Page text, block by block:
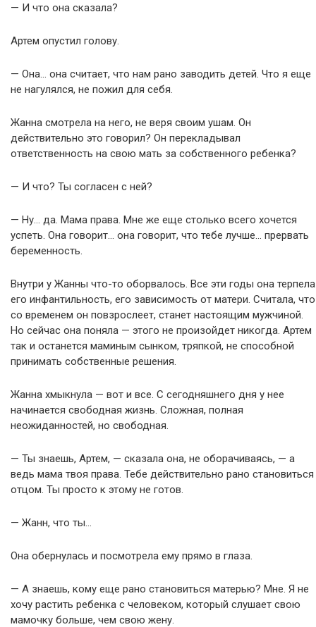
— И что она сказала?
Артем опустил голову.
— Она… она считает, что нам рано заводить детей. Что я еще
не нагулялся, не пожил для себя.
Жанна смотрела на него, не веря своим ушам. Он
действительно это говорил? Он перекладывал
ответственность на свою мать за собственного ребенка?
— И что? Ты согласен с ней?
— Ну… да. Мама права. Мне же еще столько всего хочется
успеть. Она говорит… она говорит, что тебе лучше… прервать
беременность.
Внутри у Жанны что-то оборвалось. Все эти годы она терпела
его инфантильность, его зависимость от матери. Считала, что
со временем он повзрослеет, станет настоящим мужчиной.
Но сейчас она поняла — этого не произойдет никогда. Артем
так и останется маминым сынком, тряпкой, не способной
принимать собственные решения.
Жанна хмыкнула — вот и все. С сегодняшнего дня у нее
начинается свободная жизнь. Сложная, полная
неожиданностей, но свободная.
— Ты знаешь, Артем, — сказала она, не оборачиваясь, — а
ведь мама твоя права. Тебе действительно рано становиться
отцом. Ты просто к этому не готов.
— Жанн, что ты…
Она обернулась и посмотрела ему прямо в глаза.
— А знаешь, кому еще рано становиться матерью? Мне. Я не
хочу растить ребенка с человеком, который слушает свою
мамочку больше, чем свою жену.